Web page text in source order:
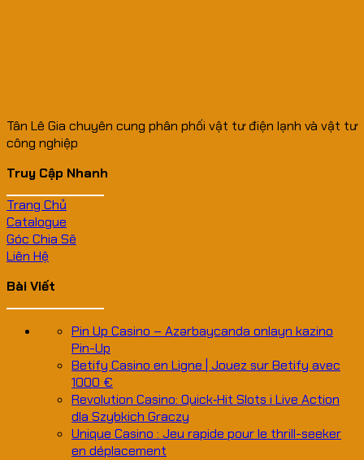
Tân Lê Gia chuyên cung phân phối vật tư điện lạnh và vật tư
công nghiệp
Truy Cập Nhanh
Trang Chủ
Catalogue
Góc Chia Sẽ
Liên Hệ
Bài Viết
Pin Up Casino – Azərbaycanda onlayn kazino
Pin-Up
Betify Casino en Ligne | Jouez sur Betify avec
1000 €
Revolution Casino: Quick‑Hit Slots i Live Action
dla Szybkich Graczy
Unique Casino : Jeu rapide pour le thrill-seeker
en déplacement